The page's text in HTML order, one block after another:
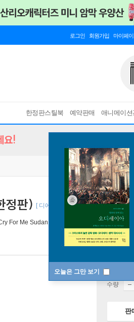
로그인 회원가입 마이페
한정판스틸북 예약판매 애니메이션
오늘은 그만 보기
요!
정판) [ 디에스미디어 블루레이 균일가
For Me Sudan, 2010
품절
수량
판